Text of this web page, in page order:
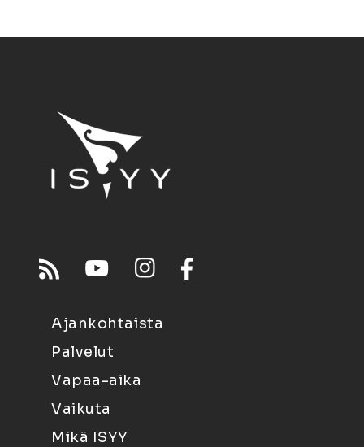
Ajankohtaista
Palvelut
Vapaa-aika
Vaikuta
Mikä ISYY